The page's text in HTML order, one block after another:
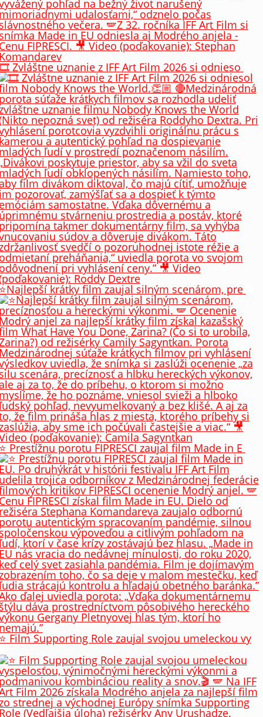
Zvláštne uznanie z IFF Art Film 2026 si odnieso
krátky film zaujal silným scenárom, pre
Prestížnu porotu FIPRESCI zaujal film Made in E
Film Supporting Role zaujal svojou umeleckou vy